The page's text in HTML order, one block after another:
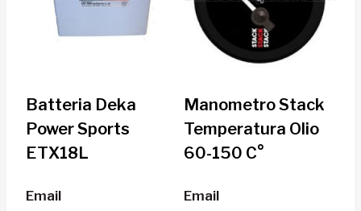
Batteria Deka
Power Sports
ETX18L
Email
Manometro Stack
Temperatura Olio
60-150 C°
Email